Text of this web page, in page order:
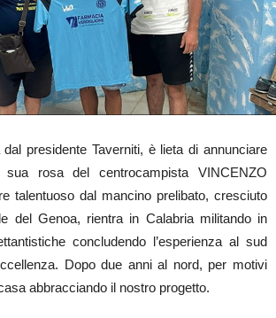
presidente Taverniti, è lieta di annunciare
sua rosa del centrocampista VINCENZO
talentuoso dal mancino prelibato, cresciuto
del Genoa, rientra in Calabria militando in
concludendo l’esperienza al sud
Dopo due anni al nord, per motivi
abbracciando il nostro progetto.